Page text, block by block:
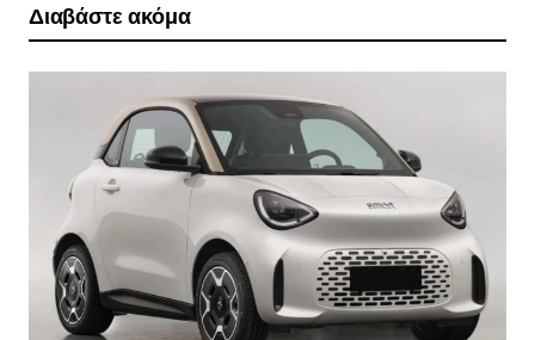
Διαβάστε ακόμα